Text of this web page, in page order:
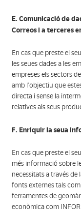
E. Comunicació de
Correos i a terceres
En cas que preste el
les seues dades a les
empreses els sectors
amb l’objectiu que
directa i sense la
relatives als seus
F. Enriquir la seua
En cas que preste el
més informació sobre
necessitats a través
fonts externes tals
ferramentes de
econòmica com